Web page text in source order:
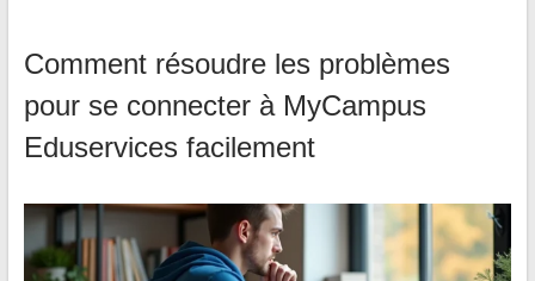
Comment résoudre les problèmes
pour se connecter à MyCampus
Eduservices facilement